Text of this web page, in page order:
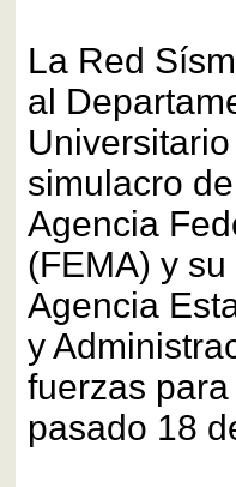
La Red
al
simulacro
Agencia
(FEMA) y
Agencia
y
fuerzas
pasado 18